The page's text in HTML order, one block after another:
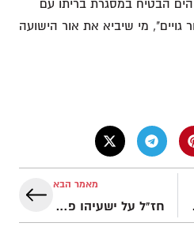
הבטיח במסגרת בריתו עם
גויים", מי שיביא את אור הישועה
וחז"ל
מאמר הבא
חז"ל על ישעיהו פרק נ"ג